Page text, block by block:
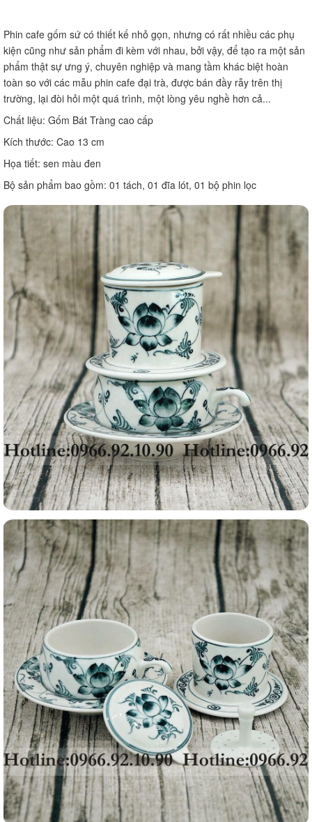
Phin cafe gốm sứ có thiết kế nhỏ gọn, nhưng có rất nhiều các phụ
kiện cũng như sản phẩm đi kèm với nhau, bởi vậy, để tạo ra một sản
phẩm thật sự ưng ý, chuyên nghiệp và mang tầm khác biệt hoàn
toàn so với các mẫu phin cafe đại trà, được bán đầy rẫy trên thị
trường, lại đòi hỏi một quá trình, một lòng yêu nghề hơn cả...
Chất liệu: Gốm Bát Tràng cao cấp
Kích thước: Cao 13 cm
Họa tiết: sen màu đen
Bộ sản phẩm bao gồm: 01 tách, 01 đĩa lót, 01 bộ phin lọc